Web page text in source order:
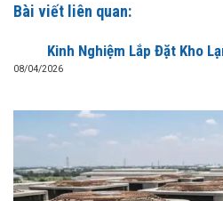
Bài viết liên quan:
Kinh Nghiệm Lắp Đặt Kho
08/04/2026